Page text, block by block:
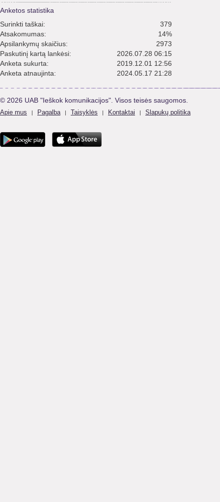
Anketos statistika
Surinkti taškai:
379
Atsakomumas:
14%
Apsilankymų skaičius:
2973
Paskutinį kartą lankėsi:
2026.07.28 06:15
Anketa sukurta:
2019.12.01 12:56
Anketa atnaujinta:
2024.05.17 21:28
© 2026 UAB "Ieškok komunikacijos". Visos teisės saugomos.
Apie mus | Pagalba | Taisyklės | Kontaktai | Slapukų politika